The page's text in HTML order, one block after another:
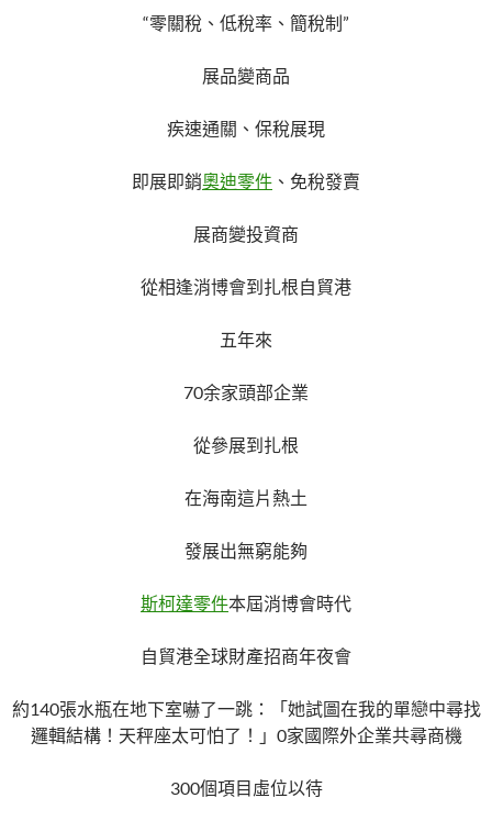
“零關稅、低稅率、簡稅制”
展品變商品
疾速通關、保稅展現
即展即銷奧迪零件 、免稅發賣
展商變投資商
從相逢消博會到扎根自貿港
五年來
70余家頭部企業
從參展到扎根
在海南這片熱土
發展出無窮能夠
斯柯達零件本屆消博會時代
自貿港全球財產招商年夜會
約140張水瓶在地下室嚇了一跳：「她試圖在我的單戀中尋找
邏輯結構！天秤座太可怕了！」0家國際外企業共尋商機
300個項目虛位以待